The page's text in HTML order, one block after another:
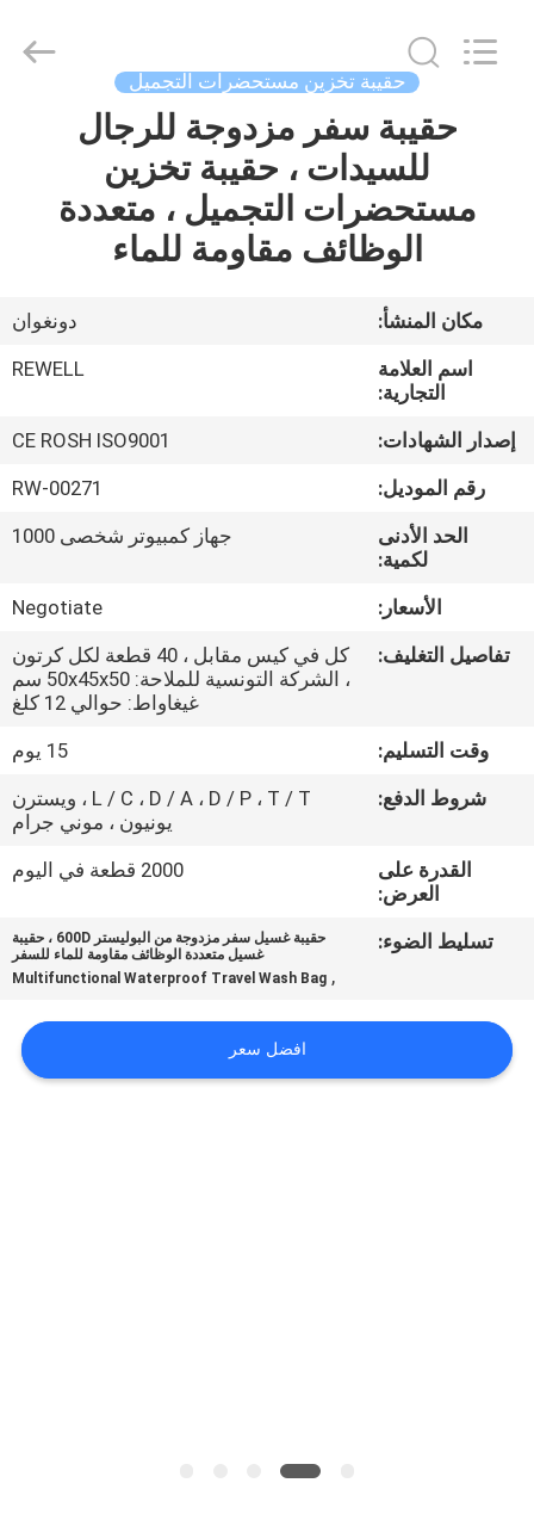
الصفحة
الرئيسية
معلومات
جولة
المعمل
مراقبة
الجودة
الموقع
POLICY
حقيبة تخزين مستحضرات التجميل
حقيبة سفر مزدوجة للرجال
للسيدات ، حقيبة تخزين
مستحضرات التجميل ، متعددة
الوظائف مقاومة للماء
مكان المنشأ:
دونغوان
اسم العلامة
التجارية:
REWELL
إصدار الشهادات:
CE ROSH ISO9001
رقم الموديل:
RW-00271
الحد الأدنى
لكمية:
جهاز كمبيوتر شخصى 1000
الأسعار:
Negotiate
تفاصيل التغليف:
كل في كيس مقابل ، 40 قطعة لكل كرتون
، الشركة التونسية للملاحة: 50x45x50 سم
غيغاواط: حوالي 12 كلغ
وقت التسليم:
15 يوم
شروط الدفع:
L / C ، D / A ، D / P ، T / T ، ويسترن
يونيون ، موني جرام
القدرة على
العرض:
2000 قطعة في اليوم
تسليط الضوء:
حقيبة غسيل سفر مزدوجة من البوليستر 600D ، حقيبة
غسيل متعددة الوظائف مقاومة للماء للسفر
,
Multifunctional Waterproof Travel Wash Bag
افضل سعر